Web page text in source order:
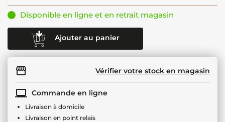
Disponible en ligne et en retrait magasin
Ajouter au panier
Vérifier votre stock en magasin
Commande en ligne
Livraison à domicile
Livraison en point relais